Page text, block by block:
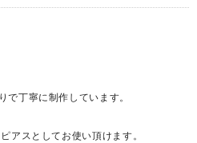
で丁寧に制作しています。
アスとしてお使い頂けます。